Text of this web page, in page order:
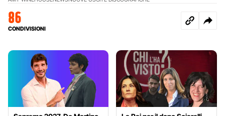
86
CONDIVISIONI